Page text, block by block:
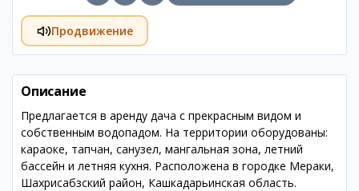
Продвижение
Описание
Предлагается в аренду дача с прекрасным видом и
собственным водопадом. На территории оборудованы:
караоке, тапчан, санузел, мангальная зона, летний
бассейн и летняя кухня. Расположена в городке Мераки,
Шахрисабзский район, Кашкадарьинская область.